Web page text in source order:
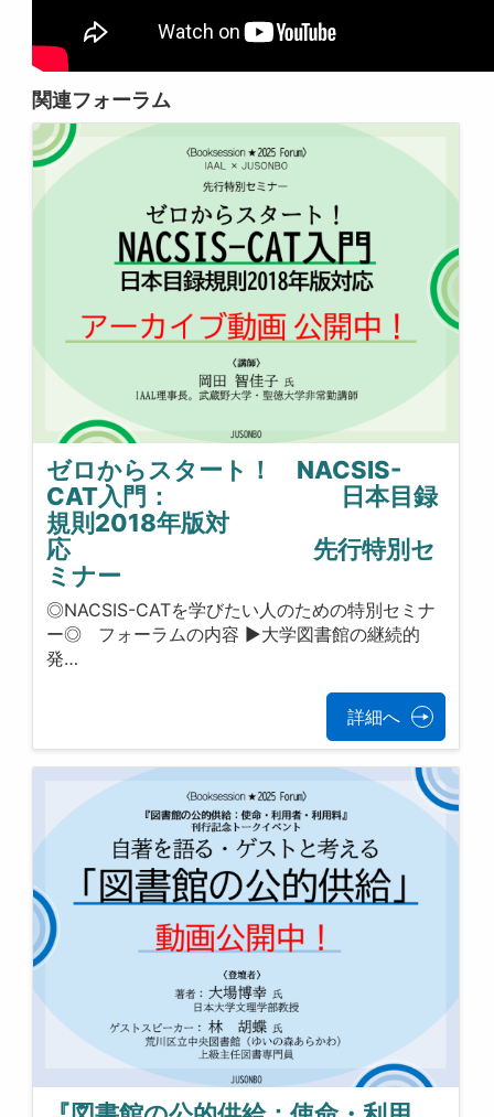
関連フォーラム
ゼロからスタート！ NACSIS-
CAT入門： 日本目録
規則2018年版対
応 先行特別セ
ミナー
◎NACSIS-CATを学びたい人のための特別セミナ
ー◎ フォーラムの内容 ▶大学図書館の継続的
発…
詳細へ